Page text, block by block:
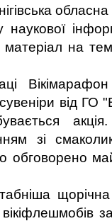
на
від ГО
зі
обговорено
щорічна